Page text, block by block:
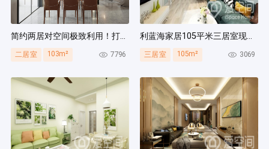
简约两居对空间极致利用！打造多组通顶柜，整齐能装！
二居室 103m² 7796
利蓝海家居105平米三居室现代简约风装修案例
三居室 105m² 3069